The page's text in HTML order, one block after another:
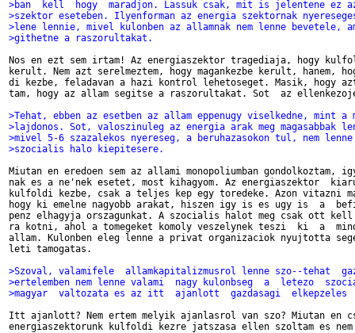
>ban  kell  hogy  maradjon. Lassuk csak, mit is jelentene ez
>szektor eseteben. Ilyenforman az energia szektornak
>lene lennie, mivel kulonben az allamnak nem lenne bevetele,
>githetne a raszorultakat.
Nos en ezt sem irtam! Az energiaszektor tragediaja, hogy
kerult. Nem azt serelmeztem, hogy magankezbe kerult, hanem,
di kezbe, feladavan a hazi kontrol lehetoseget. Masik, hogy
tam, hogy az allam segitse a raszorultakat. Sot  az
>Tehat, ebben az esetben az allam eppenugy viselkedne, mint a
>lajdonos. Sot, valoszinuleg az energia arak meg magasabbak
>mivel 5-6 szazalekos nyereseg, a beruhazasokon tul, nem
>szocialis halo kiepitesere.
Miutan en eredoen sem az allami monopoliumban gondolkoztam,
nak es a ne'nek esetet, most kihagyom. Az energiaszektor
kulfoldi kezbe, csak a teljes kep egy toredeke. Azon vitazni
hogy ki emelne nagyobb arakat, hiszen igy is es ugy is  a
penz elhagyja orszagunkat. A szocialis halot meg csak ott kell
ra kotni, ahol a tomegeket komoly veszelynek teszi  ki  a
allam. Kulonben eleg lenne a privat organizaciok nyujtotta
leti tamogatas.
>Szoval, valamifele  allamkapitalizmusrol lenne szo--tehat
>ertelemben nem lenne valami  nagy kulonbseg  a  letezo
>magyar  valtozata es az itt  ajanlott  gazdasagi  elkepzeles
Itt ajanlott? Nem ertem melyik ajanlasrol van szo? Miutan en
energiaszektorunk kulfoldi kezre jatszasa ellen szoltam es